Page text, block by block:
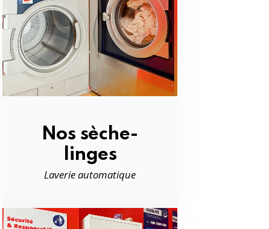
Nos sèche-
linges
Laverie automatique